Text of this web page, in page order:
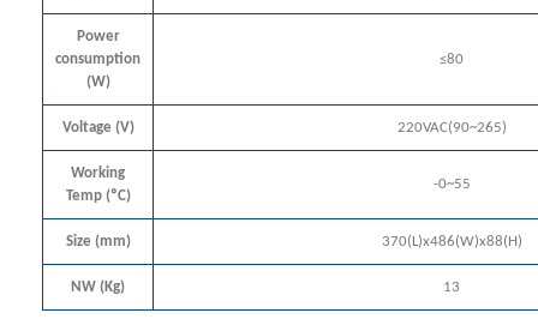
Power
consumption
(W)
≤80
Voltage (V) 220VAC(90~265)
Working
Temp (ºC)
-0~55
Size (mm) 370(L)x486(W)x88(H)
NW (Kg) 13